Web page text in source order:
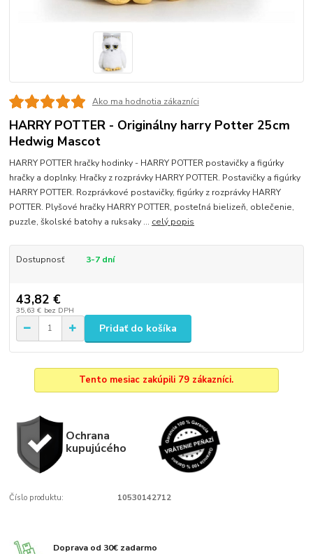
Ako ma hodnotia zákazníci
HARRY POTTER - Originálny harry Potter 25cm
Hedwig Mascot
HARRY POTTER hračky hodinky - HARRY POTTER postavičky a figúrky
hračky a doplnky. Hračky z rozprávky HARRY POTTER. Postavičky a figúrky
HARRY POTTER. Rozprávkové postavičky, figúrky z rozprávky HARRY
POTTER. Plyšové hračky HARRY POTTER, posteľná bielizeň, oblečenie,
puzzle, školské batohy a ruksaky ... celý popis
Dostupnosť 3-7 dní
43,82 €
35,63 € bez DPH
Pridať do košíka
Tento mesiac zakúpili 79 zákazníci.
Ochrana
kupujúcého
Číslo produktu: 10530142712
Doprava od 30€ zadarmo